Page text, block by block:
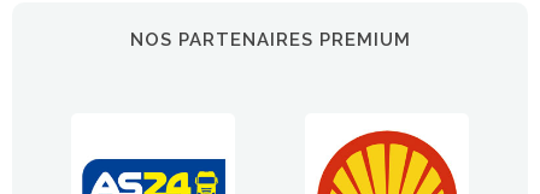
NOS PARTENAIRES PREMIUM